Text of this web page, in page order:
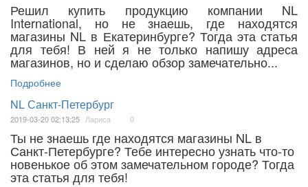
Решил купить продукцию компании NL
International, но не знаешь, где находятся
магазины NL в Екатеринбурге? Тогда эта статья
для тебя! В ней я не только напишу адреса
магазинов, но и сделаю обзор замечательно...
Подробнее
NL Санкт-Петербург
2019-03-20 02:13:25 Лариса 0
Ты не знаешь где находятся магазины NL в
Санкт-Петербурге? Тебе интересно узнать что-то
новенькое об этом замечательном городе? Тогда
эта статья для тебя!